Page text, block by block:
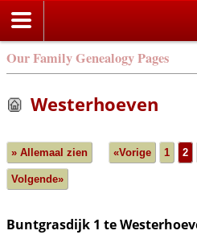
Our Family Genealogy Pages
Westerhoeven
» Allemaal zien «Vorige 1 2
Volgende»
Buntgrasdijk 1 te